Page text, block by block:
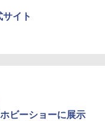
イト
ビーショーに展示